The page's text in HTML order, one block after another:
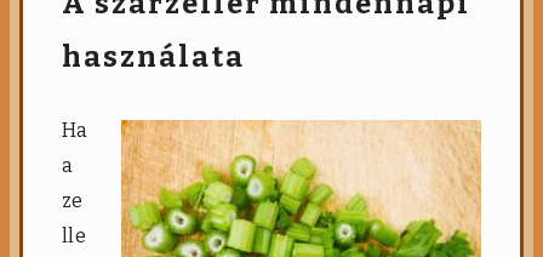
használata
Ha
a
ze
lle